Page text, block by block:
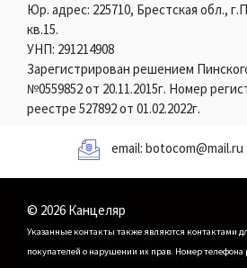
Юр. адрес: 225710, Брестская обл.,
кв.15.
УНП: 291214908
Зарегистрирован решением
№0559852 от 20.11.2015г. Номер
реестре 527892 от 01.02.2022г.
email: botocom@mail.ru
© 2026 Канцеляр
Указанные контакты также являются контактами
покупателей о нарушении их прав. Номер телефона